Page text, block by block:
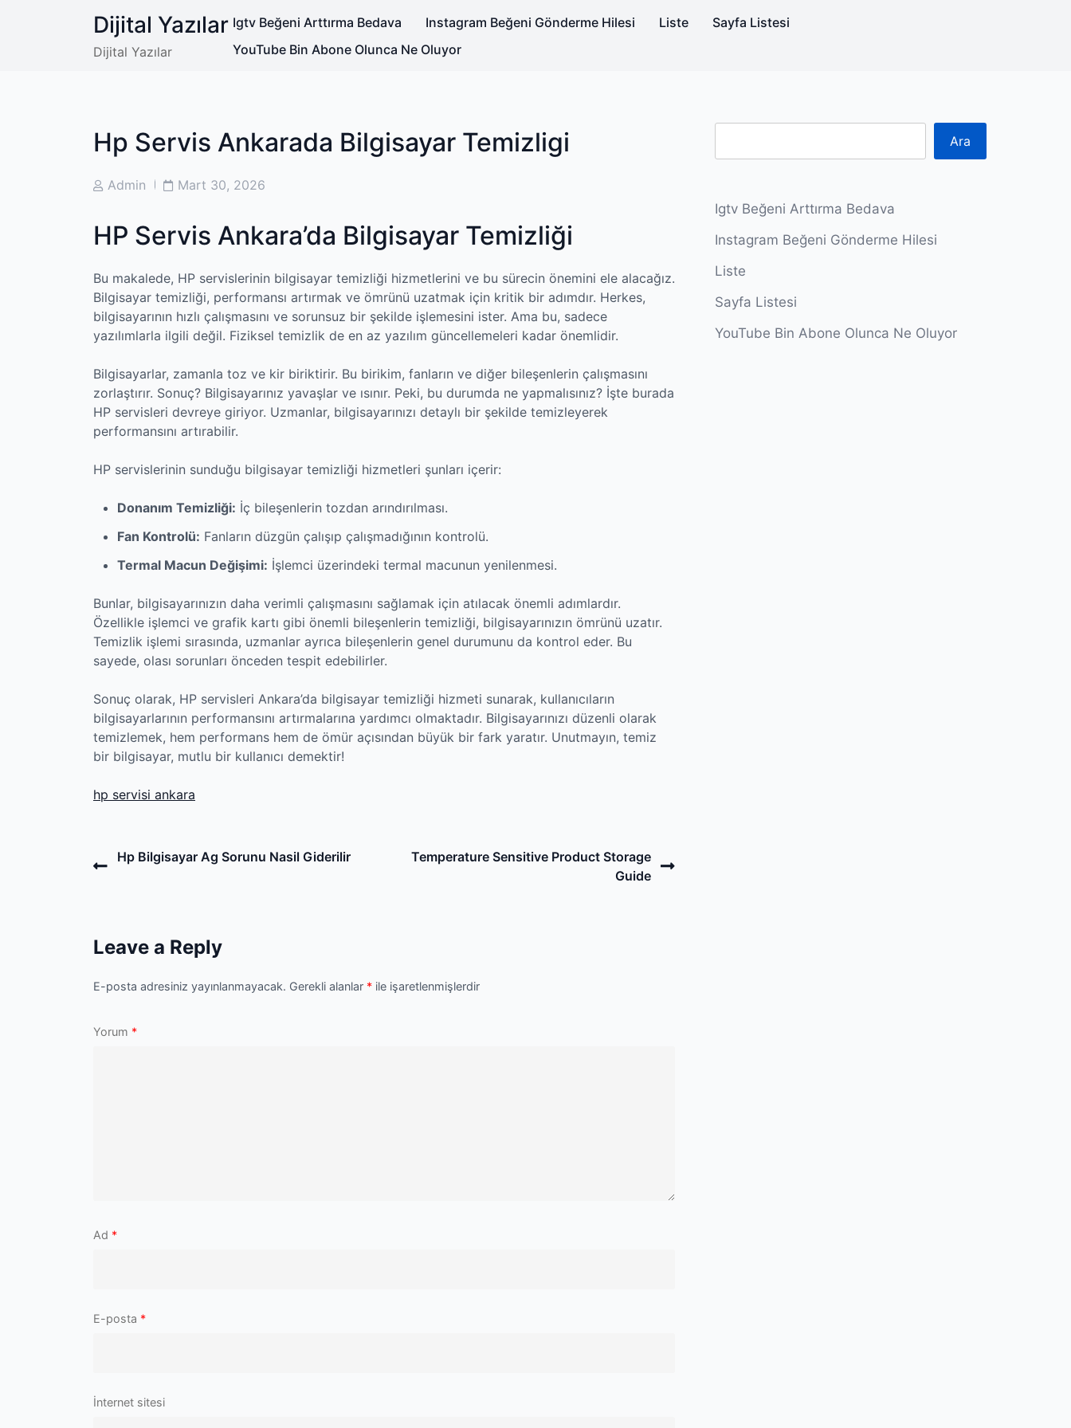
Dijital Yazılar
Dijital Yazılar
Igtv Beğeni Arttırma Bedava Instagram Beğeni Gönderme Hilesi Liste
Sayfa Listesi
YouTube Bin Abone Olunca Ne Oluyor
Hp Servis Ankarada Bilgisayar Temizligi
PostAdmin
PostMart 30, 2026
HP Servis Ankara’da Bilgisayar Temizliği
Bu makalede, HP servislerinin bilgisayar temizliği hizmetlerini ve bu sürecin önemini ele alacağız.
Bilgisayar temizliği, performansı artırmak ve ömrünü uzatmak için kritik bir adımdır. Herkes,
bilgisayarının hızlı çalışmasını ve sorunsuz bir şekilde işlemesini ister. Ama bu, sadece
yazılımlarla ilgili değil. Fiziksel temizlik de en az yazılım güncellemeleri kadar önemlidir.
Bilgisayarlar, zamanla toz ve kir biriktirir. Bu birikim, fanların ve diğer bileşenlerin çalışmasını
zorlaştırır. Sonuç? Bilgisayarınız yavaşlar ve ısınır. Peki, bu durumda ne yapmalısınız? İşte burada
HP servisleri devreye giriyor. Uzmanlar, bilgisayarınızı detaylı bir şekilde temizleyerek
performansını artırabilir.
HP servislerinin sunduğu bilgisayar temizliği hizmetleri şunları içerir:
Donanım Temizliği: İç bileşenlerin tozdan arındırılması.
Fan Kontrolü: Fanların düzgün çalışıp çalışmadığının kontrolü.
Termal Macun Değişimi: İşlemci üzerindeki termal macunun yenilenmesi.
Bunlar, bilgisayarınızın daha verimli çalışmasını sağlamak için atılacak önemli adımlardır.
Özellikle işlemci ve grafik kartı gibi önemli bileşenlerin temizliği, bilgisayarınızın ömrünü uzatır.
Temizlik işlemi sırasında, uzmanlar ayrıca bileşenlerin genel durumunu da kontrol eder. Bu
sayede, olası sorunları önceden tespit edebilirler.
Sonuç olarak, HP servisleri Ankara’da bilgisayar temizliği hizmeti sunarak, kullanıcıların
bilgisayarlarının performansını artırmalarına yardımcı olmaktadır. Bilgisayarınızı düzenli olarak
temizlemek, hem performans hem de ömür açısından büyük bir fark yaratır. Unutmayın, temiz
bir bilgisayar, mutlu bir kullanıcı demektir!
hp servisi ankara
Post
Previous
Post
Hp Bilgisayar Ag Sorunu Nasil Giderilir
Temperature Sensitive Product Storage
Guide
Leave a Reply
E-posta adresiniz yayınlanmayacak. Gerekli alanlar * ile işaretlenmişlerdir
Yorum *
Ad *
E-posta *
İnternet sitesi
Ara
Igtv Beğeni Arttırma Bedava
Instagram Beğeni Gönderme Hilesi
Liste
Sayfa Listesi
YouTube Bin Abone Olunca Ne Oluyor